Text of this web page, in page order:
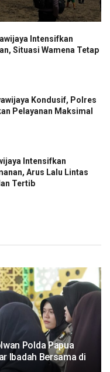
Intensifkan
Situasi Wamena Tetap
Kondusif, Polres
Pelayanan Maksimal
Intensifkan
Arus Lalu Lintas
Tertib
Polda Papua
Ibadah Bersama di